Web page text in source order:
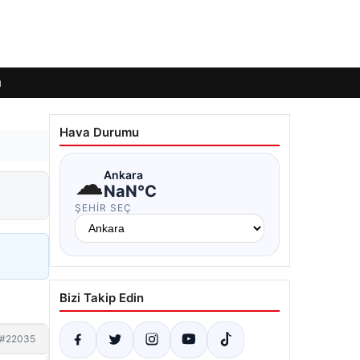
#22035
Hava Durumu
☁Ankara
NaN°C
ŞEHIR SEÇ
Bizi Takip Edin